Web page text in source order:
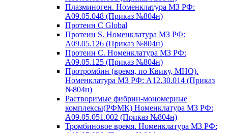
Плазминоген. Номенклатура МЗ РФ:
A09.05.048 (Приказ №804н)
Протеин C Global
Протеин S. Номенклатура МЗ РФ:
A09.05.126 (Приказ №804н)
Протеин С. Номенклатура МЗ РФ:
A09.05.125 (Приказ №804н)
Протромбин (время, по Квику, МНО).
Номенклатура МЗ РФ: A12.30.014 (Приказ
№804н)
Растворимые фибрин-мономерные
комплексы(РФМК) Номенклатура МЗ РФ:
A09.05.051.002 (Приказ №804н)
Тромбиновое время. Номенклатура МЗ РФ: